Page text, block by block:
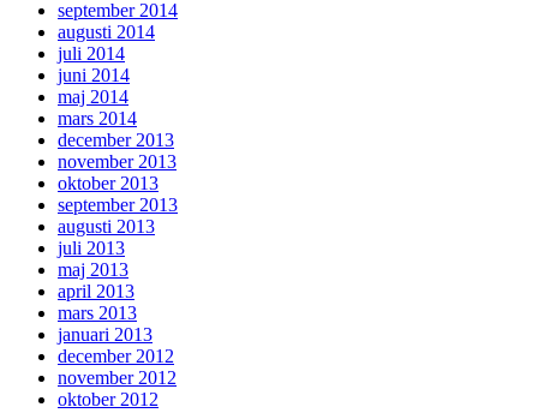
september 2014
augusti 2014
juli 2014
juni 2014
maj 2014
mars 2014
december 2013
november 2013
oktober 2013
september 2013
augusti 2013
juli 2013
maj 2013
april 2013
mars 2013
januari 2013
december 2012
november 2012
oktober 2012